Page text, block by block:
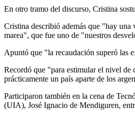
En otro tramo del discurso, Cristina
Cristina describió además que "hay
marea", que fue uno de "nuestros
Apuntó que "la recaudación superó las
Recordó que "para estimular el nivel de
prácticamente un país aparte de los
Participaron también en la cena de
(UIA), José Ignacio de Mendiguren,